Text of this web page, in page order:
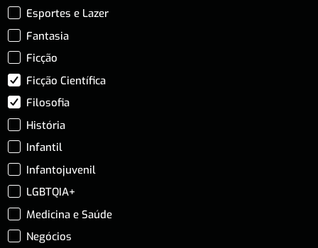
Esportes e Lazer
Fantasia
Ficção
Ficção Científica
Filosofia
História
Infantil
Infantojuvenil
LGBTQIA+
Medicina e Saúde
Negócios